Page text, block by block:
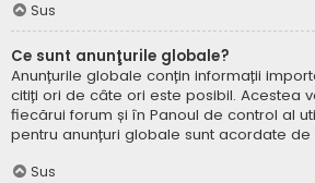
Sus
Ce sunt anunţurile globale?
Anunțurile globale conțin informații
citiți ori de câte ori este posibil. Acestea
fiecărui forum și în Panoul de control al
pentru anunțuri globale sunt acordate de
Sus